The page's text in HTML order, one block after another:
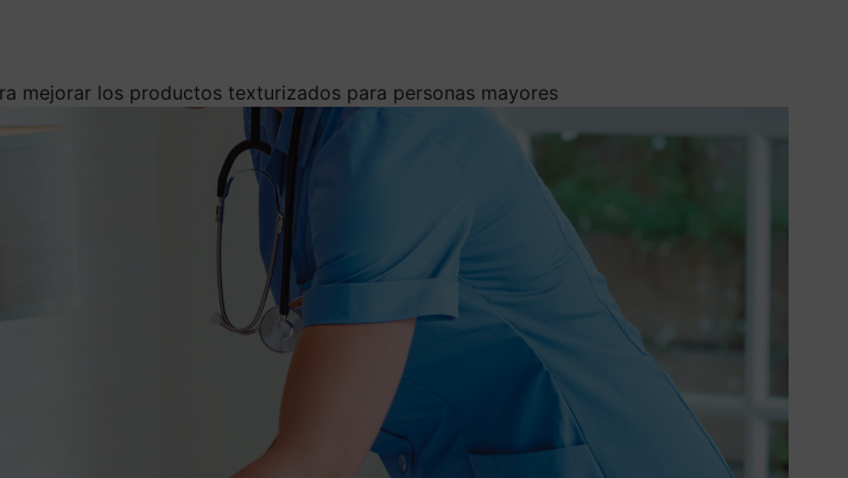
mejorar los productos texturizados para personas mayores